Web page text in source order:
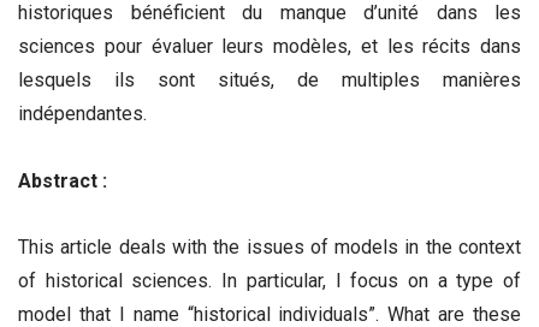
historiques bénéficient du manque d’unité dans les
sciences pour évaluer leurs modèles, et les récits dans
lesquels ils sont situés, de multiples manières
indépendantes.
Abstract :
This article deals with the issues of models in the context
of historical sciences. In particular, I focus on a type of
model that I name “historical individuals”. What are these